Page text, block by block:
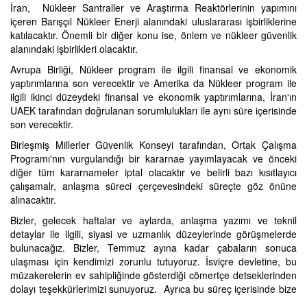
İran, Nükleer Santraller ve Araştırma Reaktörlerinin yapımını
içeren Barışçıl Nükleer Enerji alanındaki uluslararası işbirliklerine
katılacaktır. Önemli bir diğer konu ise, önlem ve nükleer güvenlik
alanındaki işbirlikleri olacaktır.
Avrupa Birliği, Nükleer program ile ilgili finansal ve ekonomik
yaptırımlarına son verecektir ve Amerika da Nükleer program ile
ilgili ikinci düzeydeki finansal ve ekonomik yaptırımlarına, İran'ın
UAEK tarafından doğrulanan sorumlulukları ile aynı süre içerisinde
son verecektir.
Birleşmiş Millerler Güvenlik Konseyi tarafından, Ortak Çalışma
Programı'nın vurgulandığı bir kararnae yayımlayacak ve önceki
diğer tüm kararnameler iptal olacaktır ve belirli bazı kısıtlayıcı
çalışamalr, anlaşma süreci çerçevesindeki süreçte göz önüne
alınacaktır.
Bizler, gelecek haftalar ve aylarda, anlaşma yazımı ve teknil
detaylar ile ilgili, siyasi ve uzmanlık düzeylerinde görüşmelerde
bulunacağız. Bizler, Temmuz ayına kadar çabaların sonuca
ulaşması için kendimizi zorunlu tutuyoruz. İsviçre devletine, bu
müzakerelerin ev sahipliğinde gösterdiği cömertçe detseklerinden
dolayı teşekkürlerimizi sunuyoruz. Ayrıca bu süreç içerisinde bize